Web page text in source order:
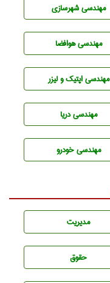
مهندسی شهرسازی
مهندسی هوافضا
مهندسی اپتیک و لیزر
مهندسی دریا
مهندسی خودرو
مديريت
حقوق